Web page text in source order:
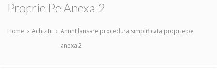
Proprie Pe Anexa 2
Home › Achizitii › Anunt lansare procedura simplificata proprie pe
anexa 2